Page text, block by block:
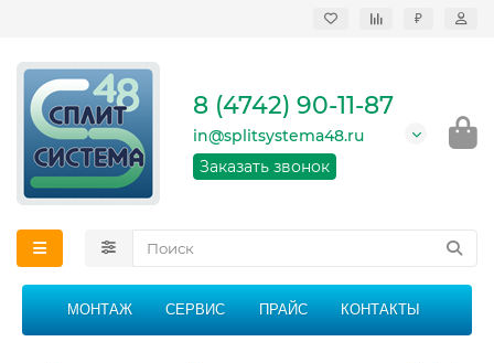
₽
кондиционеров в
области
График работы: 9:00 -
21:00 без перерыва и
8 (4742) 90-11-87
in@splitsystema48.ru
Заказать звонок
МОНТАЖ СЕРВИС ПРАЙС КОНТАКТЫ